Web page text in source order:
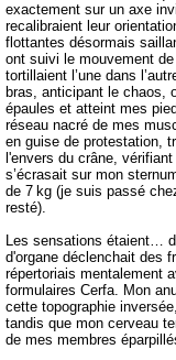
exactement sur un axe
recalibraient leur
flottantes désormais
ont suivi le mouvement
tortillaient l’une dans
bras, anticipant le chaos,
épaules et atteint mes
réseau nacré de mes
en guise de protestation,
l'envers du crâne,
s’écrasait sur mon
de 7 kg (je suis passé
resté).
Les sensations étaient…
d'organe déclenchait des
répertoriais mentalement
formulaires Cerfa. Mon
cette topographie
tandis que mon cerveau
de mes membres